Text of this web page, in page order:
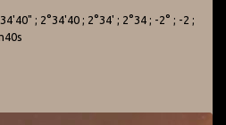
; 2°34'40 ; 2°34' ; 2°34 ; -2° ; -2 ;